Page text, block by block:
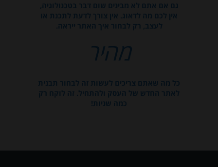
גם אם אתם לא מבינים שום דבר בטכנולוגיה,
אין לכם מה לדאוג. אין צורך לדעת לתכנת או
לעצב, רק לבחור איך האתר ייראה.
מהיר
כל מה שאתם צריכים לעשות זה לבחור תבנית
לאתר החדש של העסק ולהתחיל. זה לוקח רק
כמה שניות!